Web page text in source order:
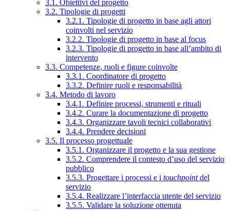
3.1. Obiettivi del progetto
3.2. Tipologie di progetti
3.2.1. Tipologie di progetto in base agli attori
coinvolti nel servizio
3.2.2. Tipologie di progetto in base al focus
3.2.3. Tipologie di progetto in base all’ambito di
intervento
3.3. Competenze, ruoli e figure coinvolte
3.3.1. Coordinatore di progetto
3.3.2. Definire ruoli e responsabilità
3.4. Metodo di lavoro
3.4.1. Definire processi, strumenti e rituali
3.4.2. Curare la documentazione di progetto
3.4.3. Organizzare tavoli tecnici collaborativi
3.4.4. Prendere decisioni
3.5. Il processo progettuale
3.5.1. Organizzare il progetto e la sua gestione
3.5.2. Comprendere il contesto d’uso del servizio
pubblico
3.5.3. Progettare i processi e i touchpointdel
servizio
3.5.4. Realizzare l’interfaccia utente del servizio
3.5.5. Validare la soluzione ottenuta